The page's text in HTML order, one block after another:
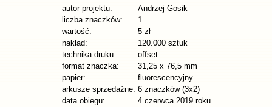
autor projektu:
Andrzej Gosik
liczba znaczków:
1
wartość:
5 zł
nakład:
120.000 sztuk
technika druku:
offset
format znaczka:
31,25 x 76,5 mm
papier:
fluorescencyjny
arkusze sprzedażne: 6 znaczków (3x2)
data obiegu:
4 czerwca 2019 roku